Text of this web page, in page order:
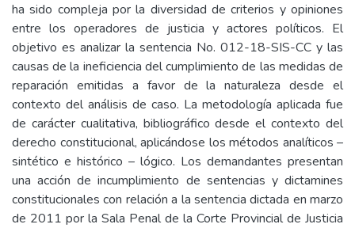
ha sido compleja por la diversidad de criterios y opiniones
entre los operadores de justicia y actores políticos. El
objetivo es analizar la sentencia No. 012-18-SIS-CC y las
causas de la ineficiencia del cumplimiento de las medidas de
reparación emitidas a favor de la naturaleza desde el
contexto del análisis de caso. La metodología aplicada fue
de carácter cualitativa, bibliográfico desde el contexto del
derecho constitucional, aplicándose los métodos analíticos –
sintético e histórico – lógico. Los demandantes presentan
una acción de incumplimiento de sentencias y dictamines
constitucionales con relación a la sentencia dictada en marzo
de 2011 por la Sala Penal de la Corte Provincial de Justicia